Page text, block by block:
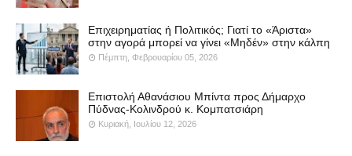
Επιχειρηματίας ή Πολιτικός; Γιατί το «Άριστα»
στην αγορά μπορεί να γίνει «Μηδέν» στην κάλπη
Πέμπτη, Φεβρουαρίου 05, 2026
Επιστολή Αθανάσιου Μπίντα προς Δήμαρχο
Πύδνας-Κολινδρού κ. Κομπατσιάρη
Κυριακή, Ιουλίου 12, 2026